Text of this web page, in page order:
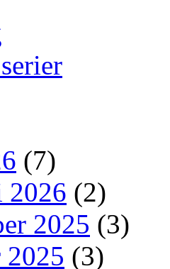
(7)
2026 (2)
2025 (3)
2025 (3)